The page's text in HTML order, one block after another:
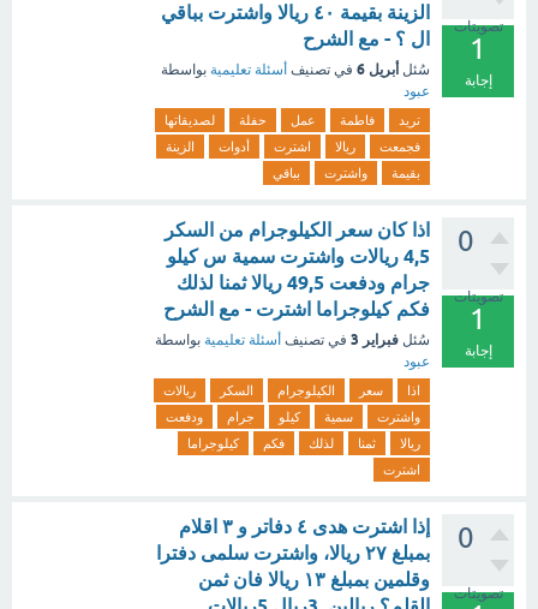
تصويتات
1
إجابة
الزينة بقيمة ٤٠ ريالا واشترت بباقي
ال ؟ - مع الشرح
سُئل أبريل 6 في تصنيف أسئلة تعليمية بواسطة
عبود
تريد فاطمة عمل حفلة
لصديقاتها
فجمعت
ريالا اشترت أدوات
الزينة
بقيمة
واشترت بباقي
0
تصويتات
1
إجابة
اذا كان سعر الكيلوجرام من السكر
4,5 ريالات واشترت سمية س كيلو
جرام ودفعت 49,5 ريالا ثمنا لذلك
فكم كيلوجراما اشترت - مع الشرح
سُئل فبراير 3 في تصنيف أسئلة تعليمية بواسطة
عبود
اذا سعر الكيلوجرام السكر
ريالات
واشترت
سمية كيلو جرام
ودفعت
ريالا
ثمنا لذلك فكم
كيلوجراما
اشترت
0
تصويتات
إذا اشترت هدى ٤ دفاتر و ۳ اقلام
بمبلغ ۲۷ ريالا، واشترت سلمى دفترا
وقلمين بمبلغ ١٣ ريالا فان ثمن